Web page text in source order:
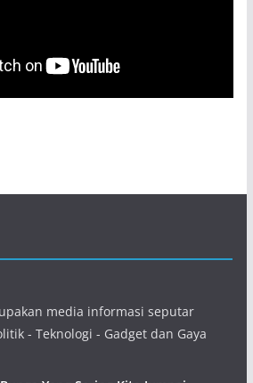
media informasi seputar
- Teknologi - Gadget dan Gaya